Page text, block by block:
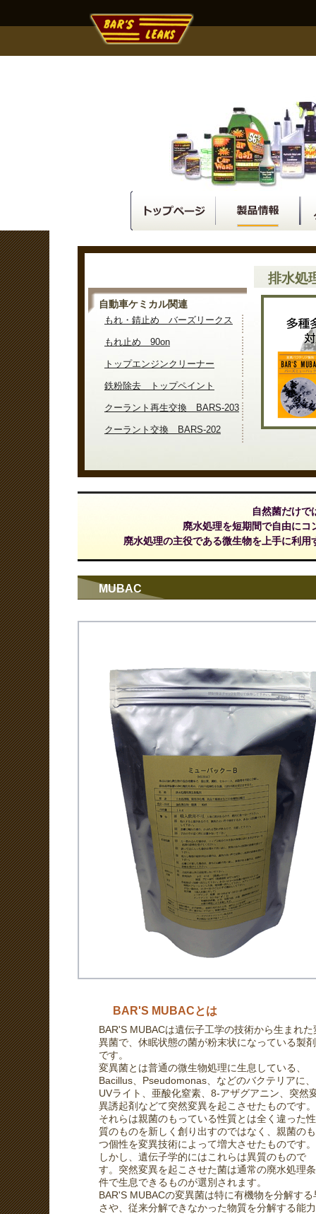
排水処
自動車ケミカル関連
もれ・錆止め バーズリークス
もれ止め 90on
トップエンジンクリーナー
鉄粉除去 トップペイント
クーラント再生交換 BARS-203
クーラント交換 BARS-202
自然菌だけで
廃水処理を短期間で自由に
廃水処理の主役である微生物を上手に利
MUBAC
BAR'S MUBACとは
BAR'S MUBACは遺伝子工学の技術から生まれた
異菌で、休眠状態の菌が粉末状になっている製剤
です。
変異菌とは普通の微生物処理に生息している、
Bacillus、Pseudomonas、などのバクテリアに、
UVライト、亜酸化窒素、8-アザグアニン、突然
異誘起剤などて突然変異を起こさせたものです。
それらは親菌のもっている性質とは全く違った性
質のものを新しく創り出すのではなく、親菌のも
つ個性を変異技術によって増大させたものです。
しかし、遺伝子学的にはこれらは異質のもので
す。突然変異を起こさせた菌は通常の廃水処理条
件で生息できるものが選別されます。
BAR'S MUBACの変異菌は特に有機物を分解する
さや、従来分解できなかった物質を分解する能力